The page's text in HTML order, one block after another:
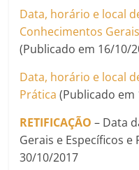
Data, horário e local
Conhecimentos
(Publicado em 16/10/
Data, horário e local
Prática (Publicado em
RETIFICAÇÃO – Data
Gerais e Específicos
30/10/2017